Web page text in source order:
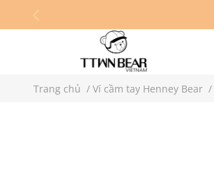
Trang chủ / Ví cầm tay Henney Bear /